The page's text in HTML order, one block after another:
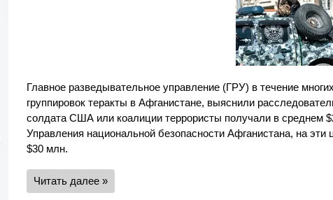
Главное разведывательное управление (ГРУ) в течение
группировок теракты в Афганистане, выяснили
солдата США или коалиции террористы получали в среднем
Управления национальной безопасности Афганистана, на
$30 млн.
Читать далее »